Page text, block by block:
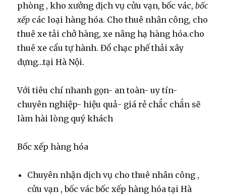
phòng , kho xưởng dịch vụ cửu vạn, bốc vác,bốc
xếp các loại hàng hóa. Cho thuê nhân công, cho
thuê xe tải chở hàng, xe nâng hạ hàng hóa.cho
thuê xe cẩu tự hành. Đổ chạc phế thải xây
dựng…tại Hà Nội.
Với tiêu chí nhanh gọn- an toàn- uy tín-
chuyên nghiệp- hiệu quả- giá rẻ chắc chắn sẽ
làm hài lòng quý khách
Bốc xếp hàng hóa
Chuyên nhận dịch vụ cho thuê nhân công ,
cửu vạn , bốc vác bốc xếp hàng hóa tại Hà